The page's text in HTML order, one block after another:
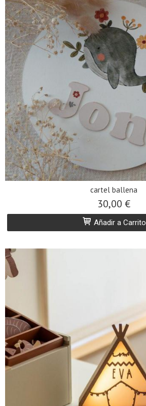
cartel ballena
30,00 €
Añadir a Carrito